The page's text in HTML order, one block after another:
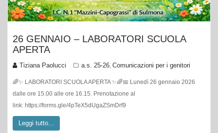
26 GENNAIO – LABORATORI SCUOLA
APERTA
Tiziana Paolucci a.s. 25-26, Comunicazioni per i genitori
🌈✨ LABORATORI SCUOLA APERTA ✨🌈📅 Lunedì 26 gennaio 2026
dalle ore 15.00 alle ore 16.15. Prenotazione al
link: https://forms.gle/4pTeX5dUgaZSmDrf9
Leggi tutto...